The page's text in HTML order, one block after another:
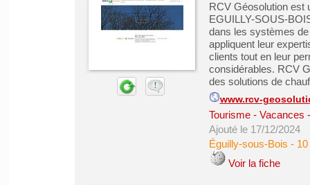
RCV Géosolution est
EGUILLY-SOUS-
dans les systèmes
appliquent leur
clients tout en leur
considérables. RCV
des solutions de
www.rcv-
Tourisme - Vacances
Ajouté le 17/12/2024
Éguilly-sous-Bois -
Voir la fiche